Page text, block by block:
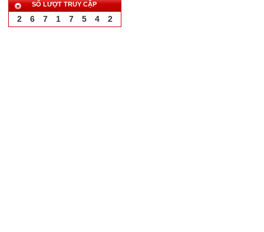
SỐ LƯỢT TRUY CẬP
2 6 7 1 7 5 4 2